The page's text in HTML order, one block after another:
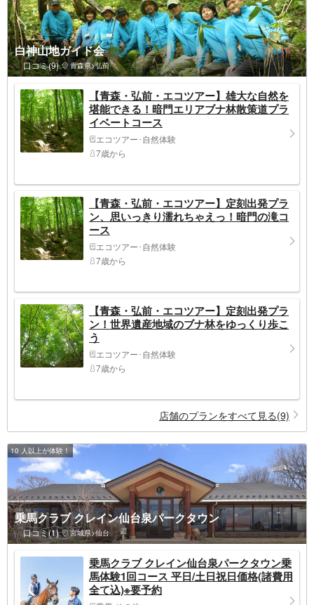
白神山地ガイド会
口コミ(9) 青森県>弘前
【青森・弘前・エコツアー】雄大な自然を
堪能できる！暗門エリアブナ林散策道プラ
イベートコース
エコツアー･自然体験
7歳から
【青森・弘前・エコツアー】定刻出発プラ
ン、思いっきり濡れちゃえっ！暗門の滝コ
ース
エコツアー･自然体験
7歳から
【青森・弘前・エコツアー】定刻出発プラ
ン！世界遺産地域のブナ林をゆっくり歩こ
う
エコツアー･自然体験
7歳から
店舗のプランをすべて見る(9)
10 人以上が体験！
乗馬クラブ クレイン仙台泉パークタウン
口コミ(1) 宮城県>仙台
乗馬クラブ クレイン仙台泉パークタウン乗
馬体験1回コース 平日/土日祝日価格(諸費用
全て込)※要予約